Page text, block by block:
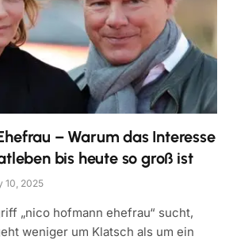
– Warum das Interesse
bis heute so groß ist
10, 2025
„nico hofmann ehefrau“ sucht,
weniger um Klatsch als um ein